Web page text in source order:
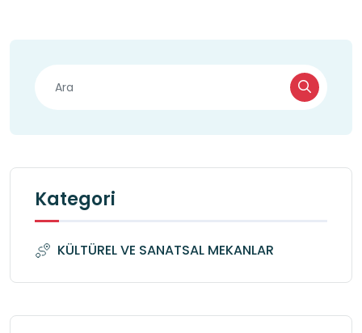
Kategori
KÜLTÜREL VE SANATSAL MEKANLAR